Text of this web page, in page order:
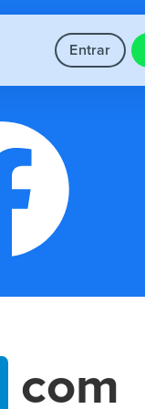
Entrar
com